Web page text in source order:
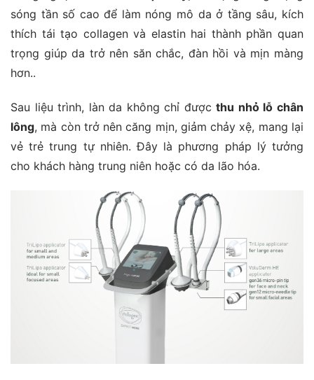
sóng tần số cao để làm nóng mô da ở tầng sâu, kích
thích tái tạo collagen và elastin hai thành phần quan
trọng giúp da trở nên săn chắc, đàn hồi và mịn màng
hơn..
Sau liệu trình, làn da không chỉ đượcthu nhỏ lỗ chân
lông, mà còn trở nên căng mịn, giảm chảy xệ, mang lại
vẻ trẻ trung tự nhiên. Đây là phương pháp lý tưởng
cho khách hàng trung niên hoặc có da lão hóa.